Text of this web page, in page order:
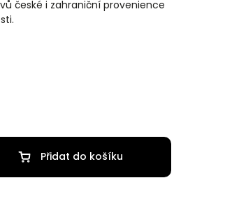
české i zahraniční provenience
Přidat do košíku